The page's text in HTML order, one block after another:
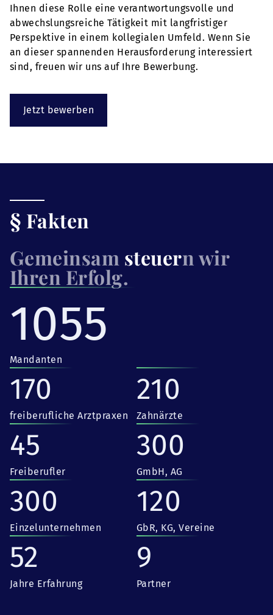
Ihnen diese Rolle eine verantwortungsvolle und
abwechslungsreiche Tätigkeit mit langfristiger
Perspektive in einem kollegialen Umfeld. Wenn Sie
an dieser spannenden Herausforderung interessiert
sind, freuen wir uns auf Ihre Bewerbung.
Jetzt bewerben
§ Fakten
Gemeinsam steuern wir
Ihren Erfolg.
1055
Mandanten
170
freiberufliche Arztpraxen
210
Zahnärzte
45
Freiberufler
300
GmbH, AG
300
Einzelunternehmen
120
GbR, KG, Vereine
52
Jahre Erfahrung
9
Partner